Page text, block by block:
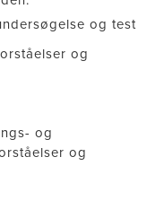
og test
og
og
og